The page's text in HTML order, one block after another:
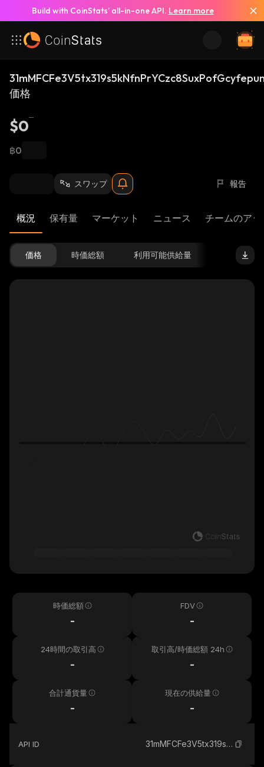
Build with CoinStats’ all-in-one API. Learn more
価格
$0
฿0
スワップ 報告
概況 保有量 マーケット ニュース チームのア
価格 時価総額 利用可能供給量
時価総額
-
FDV
-
24時間の取引高
-
取引高/時価総額 24h
-
合計通貨量
-
現在の供給量
-
API ID 31mMFCFe3V5tx319s5kNfnPrYCzc8SuxPofGcyfepump_solana